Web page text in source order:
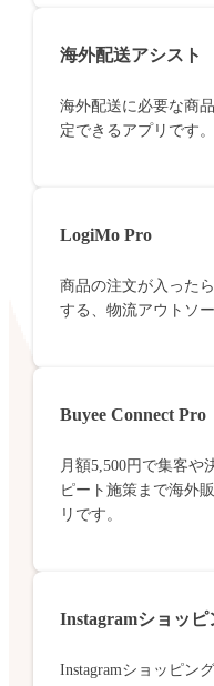
海外配送アシスト
海外配送に必要な商
定できるアプリです。
LogiMo Pro
商品の注文が入った
する、物流アウトソ
Buyee Connect Pro
月額5,500円で集客や
ピート施策まで海外
リです。
Instagramショッピ
Instagramショッピン